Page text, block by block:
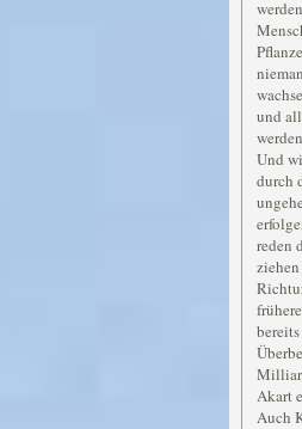
und
Und
durch
reden
Akart
Auch